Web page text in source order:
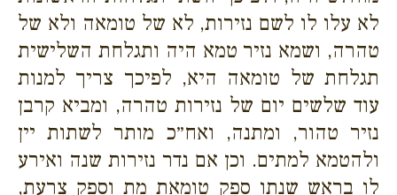
לא עלו לו לשם נזירות, לא של טומאה ולא של
טהרה, ושמא נזיר טמא היה ותגלחת השלישית
תגלחת של טומאה היא, לפיכך צריך למנות
עוד שלשים יום של נזירות טהרה, ומביא קרבן
נזיר טהור, ומתנה, ואח״כ מותר לשתות יין
ולהטמא למתים. וכן אם נדר נזירות שנה ואירע
לו בראש שנתו ספק טומאת מת וספק צרעת,